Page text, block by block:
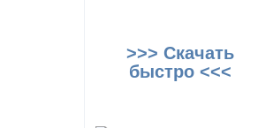
>>> Скачать
быстро <<<